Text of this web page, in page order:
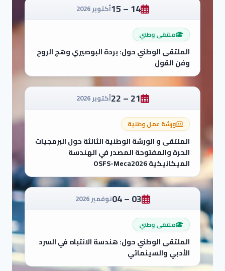
14 – 15 أكتوبر 2026
ملتقى وطني
الملتقى الوطني حول: بردة البوصيري وهج الروح
وفن القول
21 – 22 أكتوبر 2026
ورشة عمل وطنية
الملتقى و الورشة الوطنية الثالثة حول البرمجيات
الحرة والمفتوحة المصدر في الهندسة
الميكانيكية OSFS-Meca2026
03 – 04 نوفمبر 2026
ملتقى وطني
الملتقى الوطني حول: هندسة الانتباه في السرد
الأدبي والسينمائي